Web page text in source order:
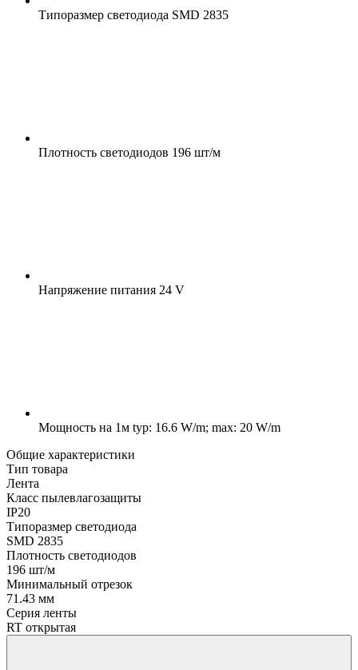
Типоразмер светодиода SMD 2835
Плотность светодиодов 196 шт/м
Напряжение питания 24 V
Мощность на 1м typ: 16.6 W/m; max: 20 W/m
Общие характеристики
Тип товара
Лента
Класс пылевлагозащиты
IP20
Типоразмер светодиода
SMD 2835
Плотность светодиодов
196 шт/м
Минимальный отрезок
71.43 мм
Серия ленты
RT открытая